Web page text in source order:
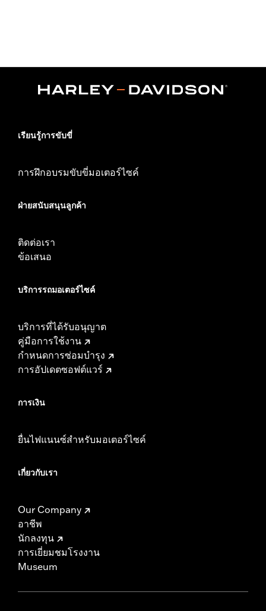
เรียนรู้การขับขี่
การฝึกอบรมขับขี่มอเตอร์ไซค์
ฝ่ายสนับสนุนลูกค้า
ติดต่อเรา
ข้อเสนอ
บริการรถมอเตอร์ไซค์​
บริการที่ได้รับอนุญาต
คู่มือการใช้งาน
กำหนดการซ่อมบำรุง
การอัปเดตซอฟต์แวร์
การเงิน
ยื่นไฟแนนซ์สำหรับมอเตอร์ไซค์
เกี่ยวกับเรา
Our Company
อาชีพ
นักลงทุน
การเยี่ยมชมโรงงาน
Museum